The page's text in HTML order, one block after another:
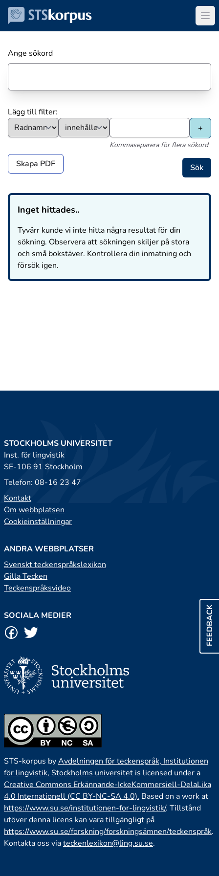
Ange sökord
Lägg till filter:
Kommaseparera för flera sökord
Skapa PDF
Inget hittades..
Tyvärr kunde vi inte hitta några resultat för din
sökning. Observera att sökningen skiljer på stora
och små bokstäver. Kontrollera din inmatning och
försök igen.
FEEDBACK
STOCKHOLMS UNIVERSITET
Inst. för lingvistik
SE-106 91 Stockholm
Telefon: 08-16 23 47
Kontakt
Om webbplatsen
Cookieinställningar
ANDRA WEBBPLATSER
Svenskt teckenspråkslexikon
Gilla Tecken
Teckenspråksvideo
SOCIALA MEDIER
STS-korpus byAvdelningen för teckenspråk, Institutionen
för lingvistik, Stockholms universitet is licensed under a
Creative Commons Erkännande-IckeKommersiell-DelaLika
4.0 Internationell (CC BY-NC-SA 4.0). Based on a work at
https://www.su.se/institutionen-for-lingvistik/. Tillstånd
utöver denna licens kan vara tillgängligt på
https://www.su.se/forskning/forskningsämnen/teckenspråk.
Kontakta oss viateckenlexikon@ling.su.se.